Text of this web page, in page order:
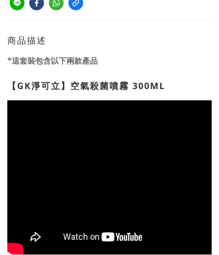
商品描述
*這套裝包含以下兩款產品
【GK淨可立】空氣殺菌噴霧 300ML